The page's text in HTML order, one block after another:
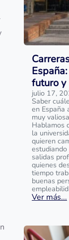
futuro
julio 17,
Saber
en España
muy
Hablamos
la
quieren
salidas
quienes
tiempo
buenas
Ver más...